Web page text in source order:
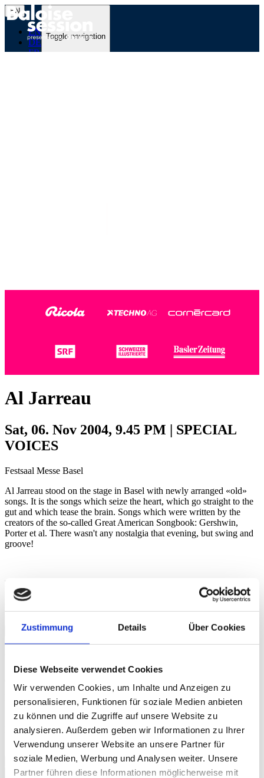
Zustimmung Details Über Cookies
Diese Webseite verwendet Cookies
Wir verwenden Cookies, um Inhalte und Anzeigen zu
personalisieren, Funktionen für soziale Medien anbieten
zu können und die Zugriffe auf unsere Website zu
analysieren. Außerdem geben wir Informationen zu Ihrer
Verwendung unserer Website an unsere Partner für
soziale Medien, Werbung und Analysen weiter. Unsere
Partner führen diese Informationen möglicherweise mit
EN
EN
DE
FR
Toggle navigation
Al Jarreau
Sat, 06. Nov 2004, 9.45 PM | SPECIAL
VOICES
Festsaal Messe Basel
Al Jarreau stood on the stage in Basel with newly arranged «old»
songs. It is the songs which seize the heart, which go straight to the
gut and which tease the brain. Songs which were written by the
creators of the so-called Great American Songbook: Gershwin,
Porter et al. There wasn't any nostalgia that evening, but swing and
groove!
Beat Blaser
Credits
Executive Producer for Swiss Television (SF): Yvonne Söhner
Executive Producers for Avo Session/Session Basel AG: Matthias
Müller and Beatrice Stirnimann Director: Roli Bärlocher, BBM
Productions, Wallbach (Switzerland) Sound: Ron Kurz, Hard
Studios, Zürich (Switzerland) Live Photos: © Dominik Plüss
Mornin'
Photo: Dominik Plüss
Photo:Marco Grob